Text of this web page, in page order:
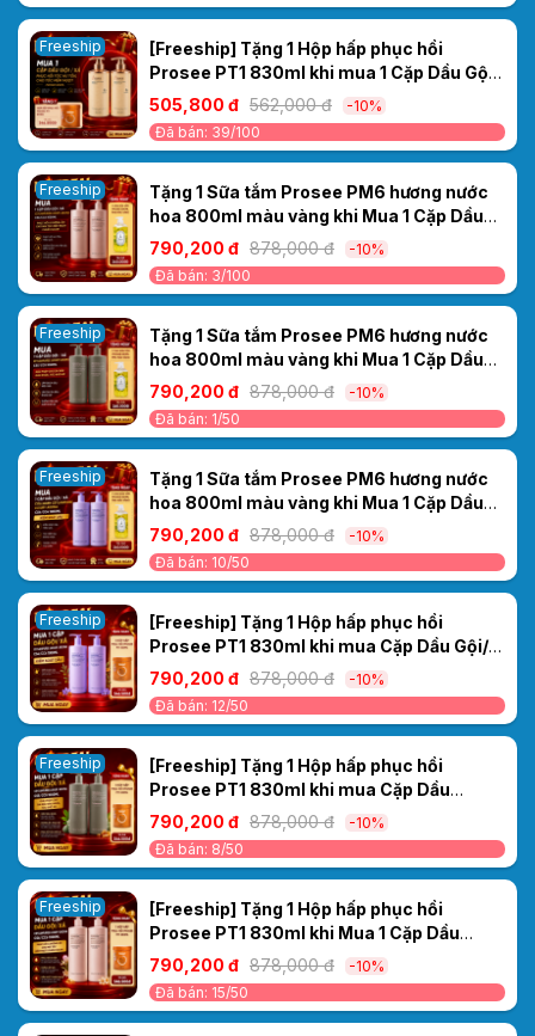
Freeship
[Freeship] Tặng 1 Hộp hấp phục hồi
Prosee PT1 830ml khi mua 1 Cặp Dầu Gội
Xả Prosee PS11/PC11 Sakura 500ml –
Dưỡng Ẩm & Làm Mượt Tóc Tức Thì
505,800 đ 562,000 đ
-10%
Đã bán: 39/100
Freeship
Tặng 1 Sữa tắm Prosee PM6 hương nước
hoa 800ml màu vàng khi Mua 1 Cặp Dầu
Gội/Xả Ceylanpuree Luxury Aroma
1000ml CS6/CC6 – Phục Hồi & Dưỡng Ẩm
Cho Mái Tóc Mềm Mượt Chuẩn Salon
790,200 đ 878,000 đ
-10%
Đã bán: 3/100
Freeship
Tặng 1 Sữa tắm Prosee PM6 hương nước
hoa 800ml màu vàng khi Mua 1 Cặp Dầu
Gội/Xả Ceylanpuree Luxury Aroma
CS5/CC5 1000ml – Giải Pháp Cho Da Đầu
Gàu Ngứa, Tóc Khô Xơ
790,200 đ 878,000 đ
-10%
Đã bán: 1/50
Freeship
Tặng 1 Sữa tắm Prosee PM6 hương nước
hoa 800ml màu vàng khi Mua 1 Cặp Dầu
Gội/ Xả Cao Cấp Collagen Ceylanpuree
Luxury Aroma CS4/CC4 1000ml – Kiểm
Soát Dầu
790,200 đ 878,000 đ
-10%
Đã bán: 10/50
Freeship
[Freeship] Tặng 1 Hộp hấp phục hồi
Prosee PT1 830ml khi mua Cặp Dầu Gội/
Xả Cao Cấp Collagen Ceylanpuree Luxury
Aroma CS4/CC4 1000ml – Kiểm Soát Dầu
790,200 đ 878,000 đ
-10%
Đã bán: 12/50
Freeship
[Freeship] Tặng 1 Hộp hấp phục hồi
Prosee PT1 830ml khi mua Cặp Dầu
Gội/Xả Ceylanpuree Luxury Aroma
CS5/CC5 1000ml – Giải Pháp Cho Da Đầu
Gàu Ngứa, Tóc Khô Xơ
790,200 đ 878,000 đ
-10%
Đã bán: 8/50
Freeship
[Freeship] Tặng 1 Hộp hấp phục hồi
Prosee PT1 830ml khi Mua 1 Cặp Dầu
Gội/Xả Ceylanpuree Luxury Aroma
1000ml CS6/CC6 – Phục Hồi & Dưỡng Ẩm
Cho Mái Tóc Mềm Mượt Chuẩn Salon
790,200 đ 878,000 đ
-10%
Đã bán: 15/50